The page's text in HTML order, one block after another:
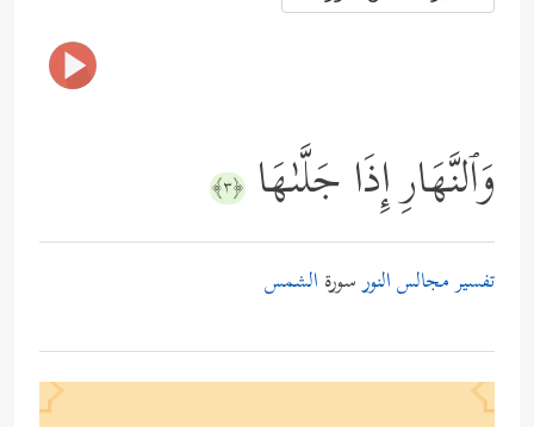
وَٱلنَّهَارِ إِذَا جَلَّىٰهَا ﴿٣﴾
تفسير مجالس النورسورة الشمس